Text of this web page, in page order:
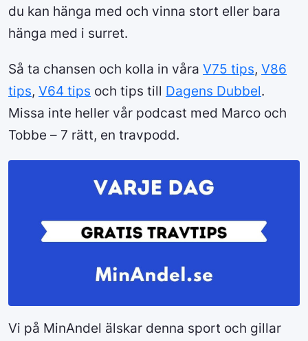
du kan hänga med och vinna stort eller bara
hänga med i surret.
Så ta chansen och kolla in våra V75 tips, V86
tips, V64 tips och tips till Dagens Dubbel.
Missa inte heller vår podcast med Marco och
Tobbe – 7 rätt, en travpodd.
Vi på MinAndel älskar denna sport och gillar